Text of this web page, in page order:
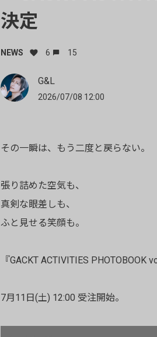
決定
NEWS 6 15
G&L
2026/07/08 12:00
その一瞬は、もう二度と戻らない。
張り詰めた空気も、
真剣な眼差しも、
ふと見せる笑顔も。
『GACKT ACTIVITIES PHOTOBOOK
7月11日(土) 12:00 受注開始。